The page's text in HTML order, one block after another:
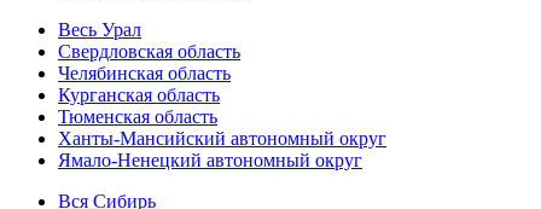
Весь Урал
Свердловская область
Челябинская область
Курганская область
Тюменская область
Ханты-Мансийский автономный округ
Ямало-Ненецкий автономный округ
Вся Сибирь